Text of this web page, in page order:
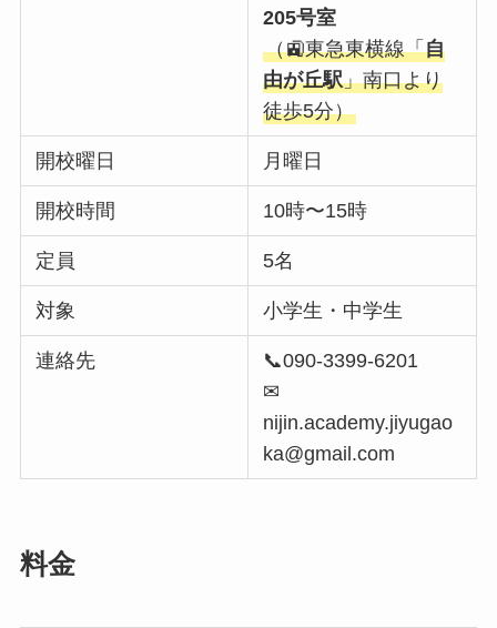
205号室
（🚉東急東横線「自
由が丘駅」南口より
徒歩5分）
開校曜日 月曜日
開校時間 10時〜15時
定員 5名
対象 小学生・中学生
連絡先
📞090-3399-6201
✉︎
nijin.academy.jiyugao
ka@gmail.com
料金